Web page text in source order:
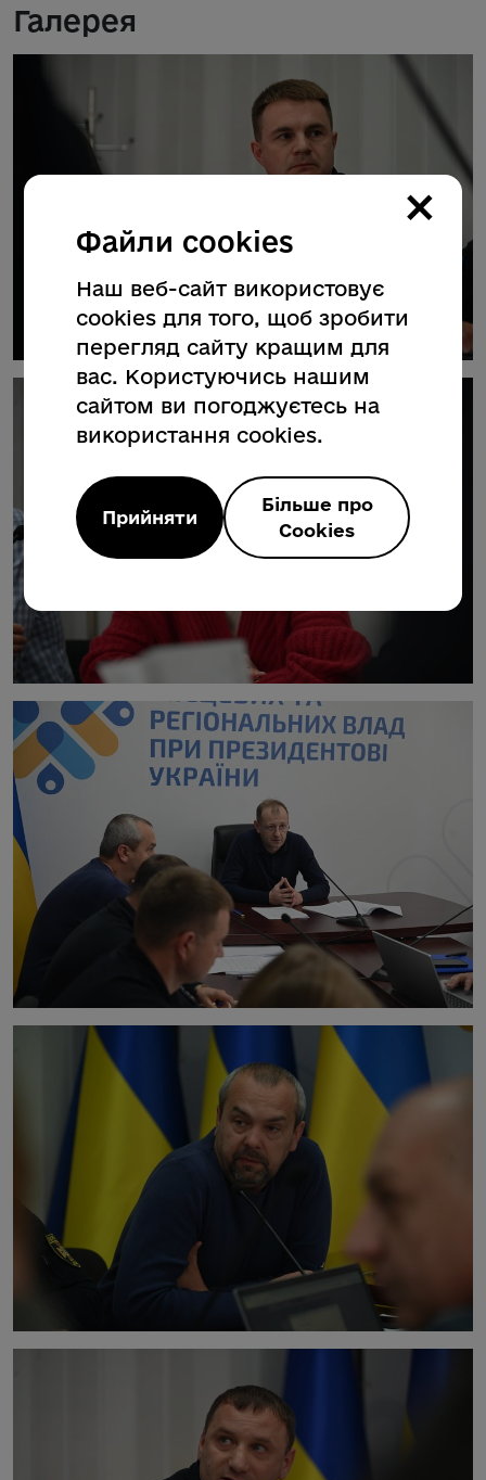
Галерея
×
Файли cookies
Наш веб-сайт використовує
cookies для того, щоб зробити
перегляд сайту кращим для
вас. Користуючись нашим
сайтом ви погоджуєтесь на
використання cookies.
Прийняти
Більше про
Cookies